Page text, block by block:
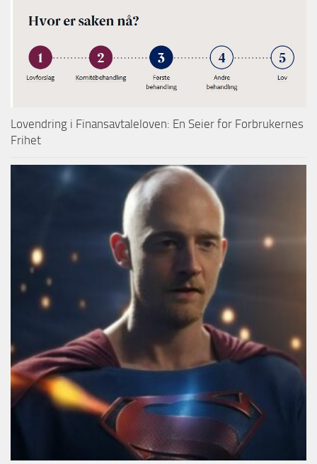
Lovendring i Finansavtaleloven: En Seier for Forbrukernes
Frihet